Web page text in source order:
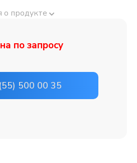
продукте
по запросу
(55) 500 00 35